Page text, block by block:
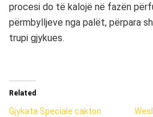
procesi do të kalojë në fazën
përmbylljeve nga palët, përpara
trupi gjykues.
Related
Gjykata Speciale cakton